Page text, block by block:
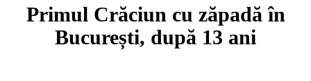
Primul Crăciun cu zăpadă în
București, după 13 ani